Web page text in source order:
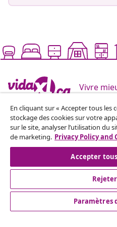
Vivre
Modes de paiement pris
Inscrivez-vous à notre
Rejoignez plus de 700 000
offres hebdomadaires, les
les nouveautés de vidaXL.
En cliquant sur « Accepter tous les
stockage des cookies sur votre
sur le site, analyser l’utilisation du
de marketing. Privacy Policy
Accepter
Paramètres